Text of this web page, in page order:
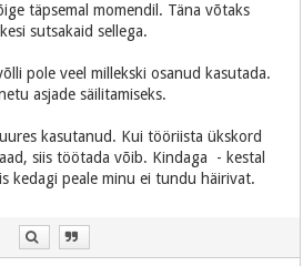
täpsemal momendil. Täna võtaks
sutsakaid sellega.
pole veel millekski osanud kasutada.
asjade säilitamiseks.
kasutanud. Kui tööriista ükskord
siis töötada võib. Kindaga - kestal
kedagi peale minu ei tundu häirivat.